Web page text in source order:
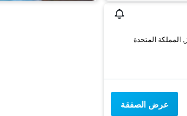
عرض الصفقة